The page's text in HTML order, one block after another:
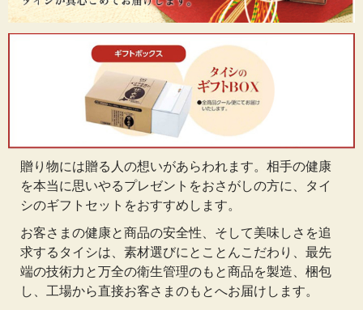
贈り物には贈る人の想いがあらわれます。相手の健康
を本当に思いやるプレゼントをおさがしの方に、タイ
シのギフトセットをおすすめします。
お客さまの健康と商品の安全性、そして美味しさを追
求するタイシは、素材選びにとことんこだわり、最先
端の技術力と万全の衛生管理のもと商品を製造、梱包
し、工場から直接お客さまのもとへお届けします。